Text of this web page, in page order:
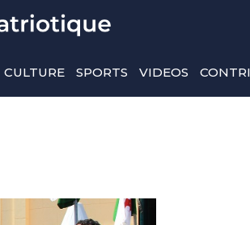
CULTURE SPORTS VIDEOS